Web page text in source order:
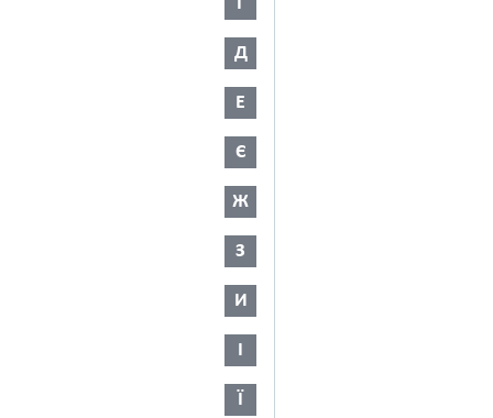
Д
Е
Є
Ж
З
И
І
Ї